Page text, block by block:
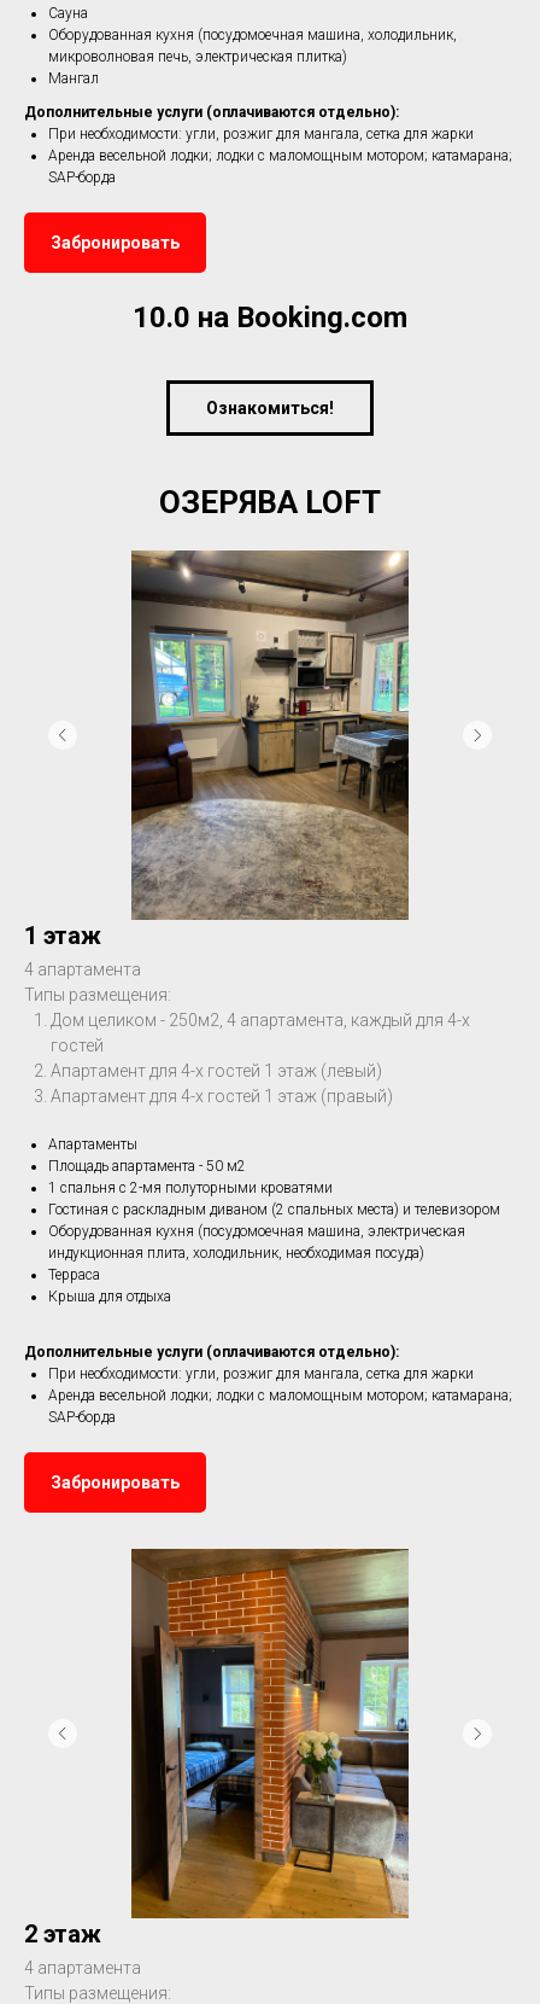
Сауна
Оборудованная кухня (посудомоечная машина, холодильник,
микроволновая печь, электрическая плитка)
Мангал
Дополнительные услуги (оплачиваются отдельно):
При необходимости: угли, розжиг для мангала, сетка для жарки
Аренда весельной лодки; лодки с маломощным мотором; катамарана;
SAP-борда
Забронировать
10.0 на Booking.com
Ознакомиться!
ОЗЕРЯВА LOFT
1 этаж
4 апартамента
Типы размещения:
Дом целиком - 250м2, 4 апартамента, каждый для 4-х
гостей
Апартамент для 4-х гостей 1 этаж (левый)
Апартамент для 4-х гостей 1 этаж (правый)
Апартаменты
Площадь апартамента - 50 м2
1 спальня с 2-мя полуторными кроватями
Гостиная с раскладным диваном (2 спальных места) и телевизором
Оборудованная кухня (посудомоечная машина, электрическая
индукционная плита, холодильник, необходимая посуда)
Терраса
Крыша для отдыха
Дополнительные услуги (оплачиваются отдельно):
При необходимости: угли, розжиг для мангала, сетка для жарки
Аренда весельной лодки; лодки с маломощным мотором; катамарана;
SAP-борда
Забронировать
2 этаж
4 апартамента
Типы размещения: